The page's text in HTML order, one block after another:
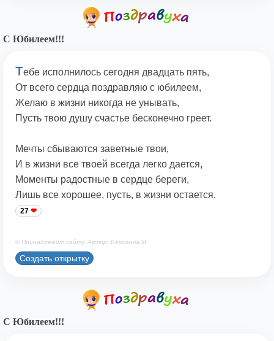
С Юбилеем!!!
Тебе исполнилось сегодня двадцать пять,
От всего сердца поздравляю с юбилеем,
Желаю в жизни никогда не унывать,
Пусть твою душу счастье бесконечно греет.
Мечты сбываются заветные твои,
И в жизни все твоей всегда легко дается,
Моменты радостные в сердце береги,
Лишь все хорошее, пусть, в жизни остается.
27
© Принадлежит сайту. Автор: Берсанов М.
Создать открытку
С Юбилеем!!!